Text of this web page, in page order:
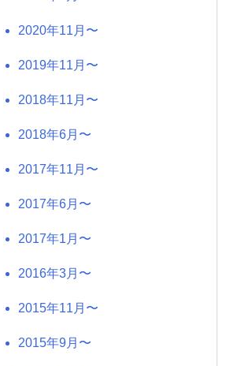
2020年11月〜
2019年11月〜
2018年11月〜
2018年6月〜
2017年11月〜
2017年6月〜
2017年1月〜
2016年3月〜
2015年11月〜
2015年9月〜